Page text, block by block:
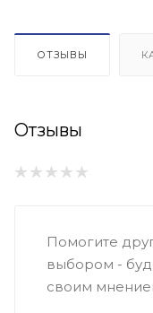
ОТЗЫВЫ
Отзывы
Помогите
выбором -
своим